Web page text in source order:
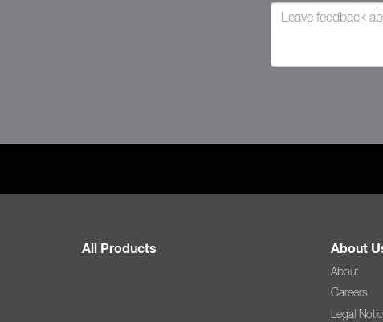
All Products About
About
Careers
Legal